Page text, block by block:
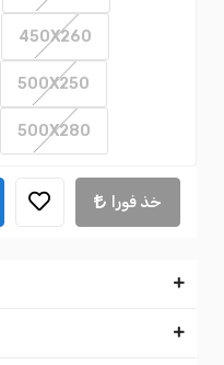
450X260
500X250
500X280
خذ فورا